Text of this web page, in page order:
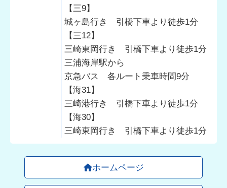
【三9】
城ヶ島行き 引橋下車より徒歩1分
【三12】
三崎東岡行き 引橋下車より徒歩1分
三浦海岸駅から
京急バス 各ルート乗車時間9分
【海31】
三崎港行き 引橋下車より徒歩1分
【海30】
三崎東岡行き 引橋下車より徒歩1分
ホームページ